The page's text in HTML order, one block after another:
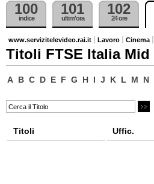
100
indice
101
ultim'ora
102
24 ore
www.servizitelevideo.rai.it Lavoro Cinema
Titoli FTSE Italia Mid
A B C D E F G H I J K L M N
Titoli Uffic.